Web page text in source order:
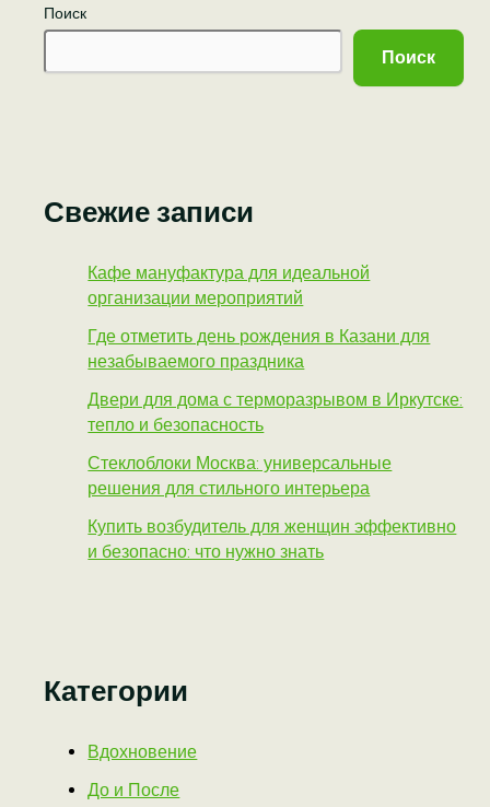
Поиск
Поиск
Свежие записи
Кафе мануфактура для идеальной
организации мероприятий
Где отметить день рождения в Казани для
незабываемого праздника
Двери для дома с терморазрывом в Иркутске:
тепло и безопасность
Стеклоблоки Москва: универсальные
решения для стильного интерьера
Купить возбудитель для женщин эффективно
и безопасно: что нужно знать
Категории
Вдохновение
До и После